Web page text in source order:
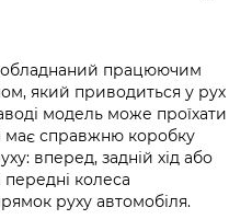
обладнаний працюючим
який приводиться у рух
модель може проїхати
має справжню коробку
вперед, задній хід або
передні колеса
руху автомобіля.